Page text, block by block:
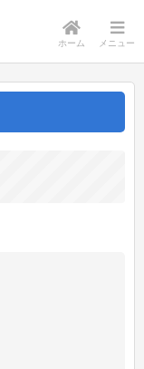
ホーム メニュー